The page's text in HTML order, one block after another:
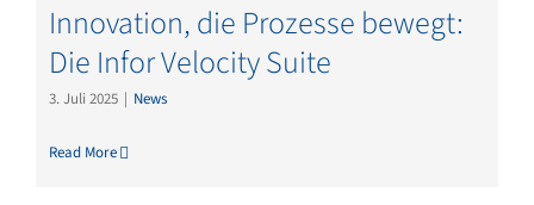
Innovation, die Prozesse bewegt:
Die Infor Velocity Suite
3. Juli 2025 | News
Read More